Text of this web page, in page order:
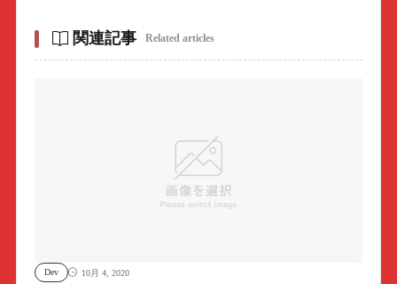
関連記事 Related articles
Dev 10月 4, 2020